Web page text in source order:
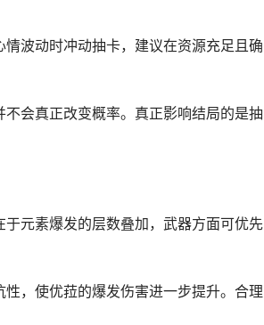
波动时冲动抽卡，建议在资源充足且确
会真正改变概率。真正影响结局的是抽
元素爆发的层数叠加，武器方面可优先
，使优菈的爆发伤害进一步提升。合理